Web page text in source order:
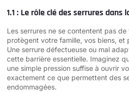
1.1 : Le rôle clé des serrures dans
Les serrures ne se contentent pas
protègent votre famille, vos biens, et
Une serrure défectueuse ou mal
cette barrière essentielle. Imaginez
une simple pression suffise à ouvrir
exactement ce que permettent des
endommagées.